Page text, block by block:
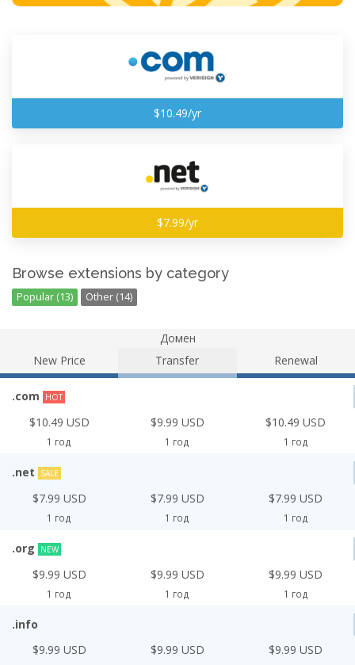
$10.49/yr
$7.99/yr
Browse extensions by category
Popular (13) Other (14)
Домен
New Price
Transfer Renewal
.com HOT
$10.49 USD
1 год
$9.99 USD
1 год
$10.49 USD
1 год
.net SALE
$7.99 USD
1 год
$7.99 USD
1 год
$7.99 USD
1 год
.org NEW
$9.99 USD
1 год
$9.99 USD
1 год
$9.99 USD
1 год
.info
$9.99 USD
$9.99 USD $9.99 USD